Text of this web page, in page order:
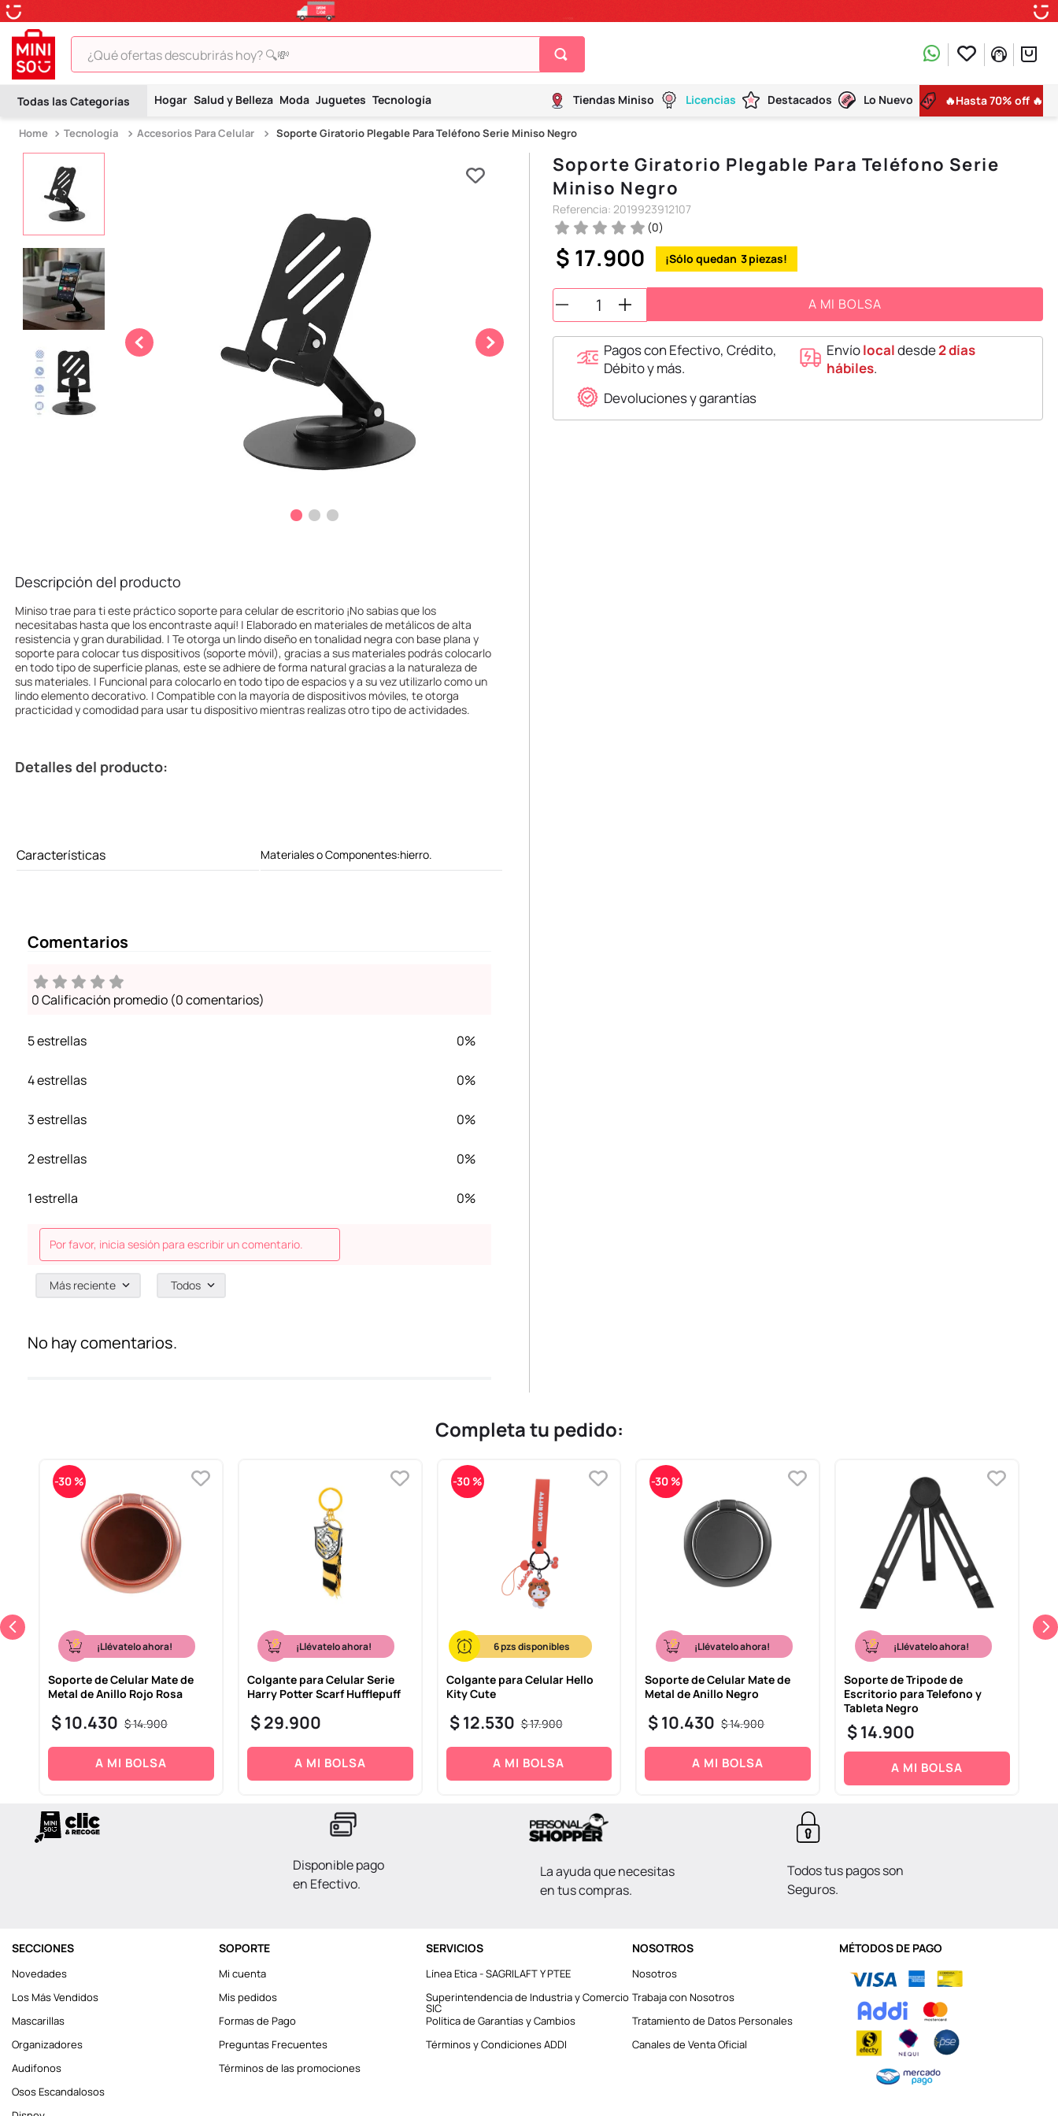
¿Qué ofertas descubrirás hoy? 🔍💸
Hogar Salud y Belleza Moda Juguetes Tecnología Tiendas Miniso Licencias Destacados Lo Nuevo 🔥Hasta 70% off 🔥
Tecnología Accesorios Para Celular Soporte Giratorio Plegable Para Teléfono Serie Miniso Negro
Descripción del producto
Miniso trae para ti este práctico soporte para celular de escritorio ¡No sabias que los
necesitabas hasta que los encontraste aquí! | Elaborado en materiales de metálicos de alta
resistencia y gran durabilidad. | Te otorga un lindo diseño en tonalidad negra con base plana y
soporte para colocar tus dispositivos (soporte móvil), gracias a sus materiales podrás colocarlo
en todo tipo de superficie planas, este se adhiere de forma natural gracias a la naturaleza de
sus materiales. | Funcional para colocarlo en todo tipo de espacios y a su vez utilizarlo como un
lindo elemento decorativo. | Compatible con la mayoría de dispositivos móviles, te otorga
practicidad y comodidad para usar tu dispositivo mientras realizas otro tipo de actividades.
Detalles del producto:
Características Materiales o Componentes:hierro.
Comentarios
0 Calificación promedio (0 comentarios)
5 estrellas 0%
4 estrellas 0%
3 estrellas 0%
2 estrellas 0%
1 estrella 0%
Por favor, inicia sesión para escribir un comentario.
Más reciente Todos
No hay comentarios.
Soporte Giratorio Plegable Para Teléfono Serie
Miniso Negro
Referencia: 2019923912107
(0)
$ 17.900 3
A MI BOLSA
Pagos con Efectivo, Crédito,
Débito y más.
Envíolocaldesde2 días
hábiles.
Devoluciones y garantías
Completa tu pedido:
-30 %
¡Llévatelo ahora!
Soporte de Celular Mate de
Metal de Anillo Rojo Rosa
$14.900
$10.430
A MI BOLSA
¡Llévatelo ahora!
Colgante para Celular Serie
Harry Potter Scarf Hufflepuff
$29.900
A MI BOLSA
-30 %
6
Colgante para Celular Hello
Kity Cute
$17.900
$12.530
A MI BOLSA
-30 %
¡Llévatelo ahora!
Soporte de Celular Mate de
Metal de Anillo Negro
$14.900
$10.430
A MI BOLSA
¡Llévatelo ahora!
Soporte de Tripode de
Escritorio para Telefono y
Tableta Negro
$14.900
A MI BOLSA
Disponible pago
en Efectivo.
La ayuda que necesitas
en tus compras.
Todos tus pagos son
Seguros.
SECCIONES
Novedades
Los Más Vendidos
Mascarillas
Organizadores
Audifonos
Osos Escandalosos
SOPORTE
Mi cuenta
Mis pedidos
Formas de Pago
Preguntas Frecuentes
Términos de las promociones
SERVICIOS
Línea Etica - SAGRILAFT Y PTEE
Superintendencia de Industria y Comercio
SIC
Política de Garantías y Cambios
Términos y Condiciones ADDI
NOSOTROS
Nosotros
Trabaja con Nosotros
Tratamiento de Datos Personales
Canales de Venta Oficial
MÉTODOS DE PAGO
TÉRMINOS MÁS BUSCADOS
.
hello kitty
9.
llaveros
.